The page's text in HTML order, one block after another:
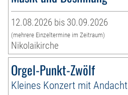
12.08.2026 bis 30.09.2026
(mehrere Einzeltermine im Zeitraum)
Nikolaikirche
Orgel-Punkt-Zwölf
Kleines Konzert mit Andacht